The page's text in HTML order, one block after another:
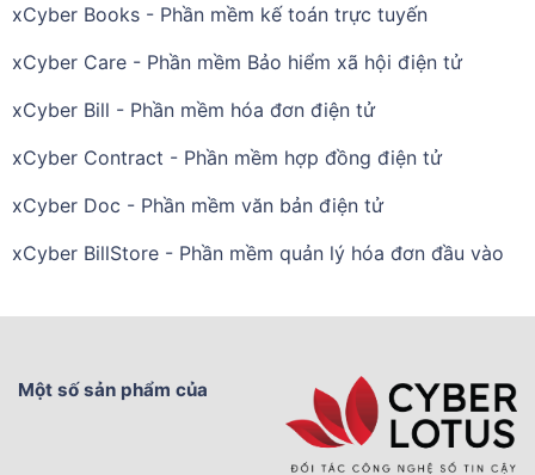
xCyber Books - Phần mềm kế toán trực tuyến
xCyber Care - Phần mềm Bảo hiểm xã hội điện tử
xCyber Bill - Phần mềm hóa đơn điện tử
xCyber Contract - Phần mềm hợp đồng điện tử
xCyber Doc - Phần mềm văn bản điện tử
xCyber BillStore - Phần mềm quản lý hóa đơn đầu vào
Một số sản phẩm của